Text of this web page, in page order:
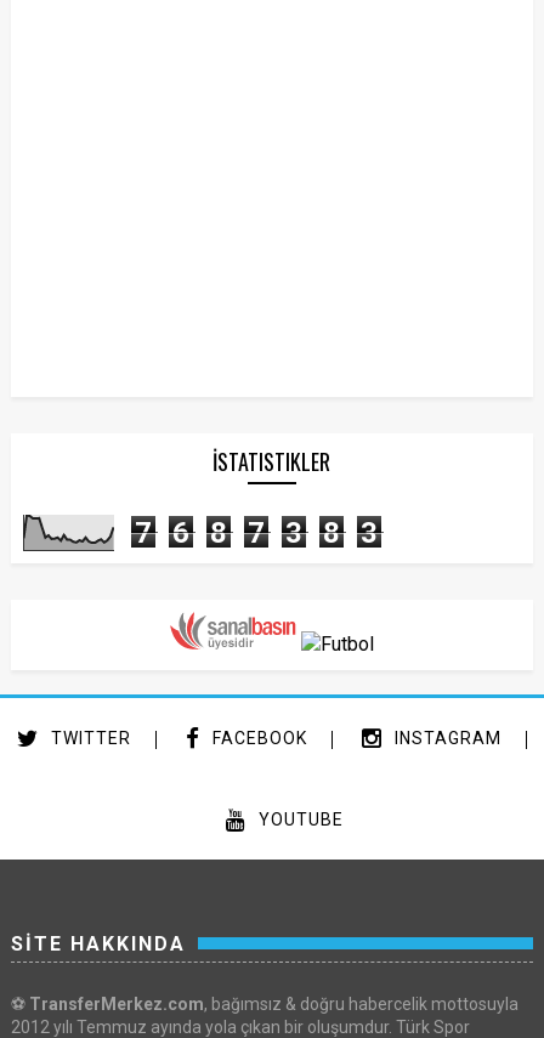
İSTATISTIKLER
7 6 8 7 3 8 3
TWITTER FACEBOOK INSTAGRAM
YOUTUBE
SİTE HAKKINDA
⚽ TransferMerkez.com, bağımsız & doğru habercelik mottosuyla
2012 yılı Temmuz ayında yola çıkan bir oluşumdur. Türk Spor